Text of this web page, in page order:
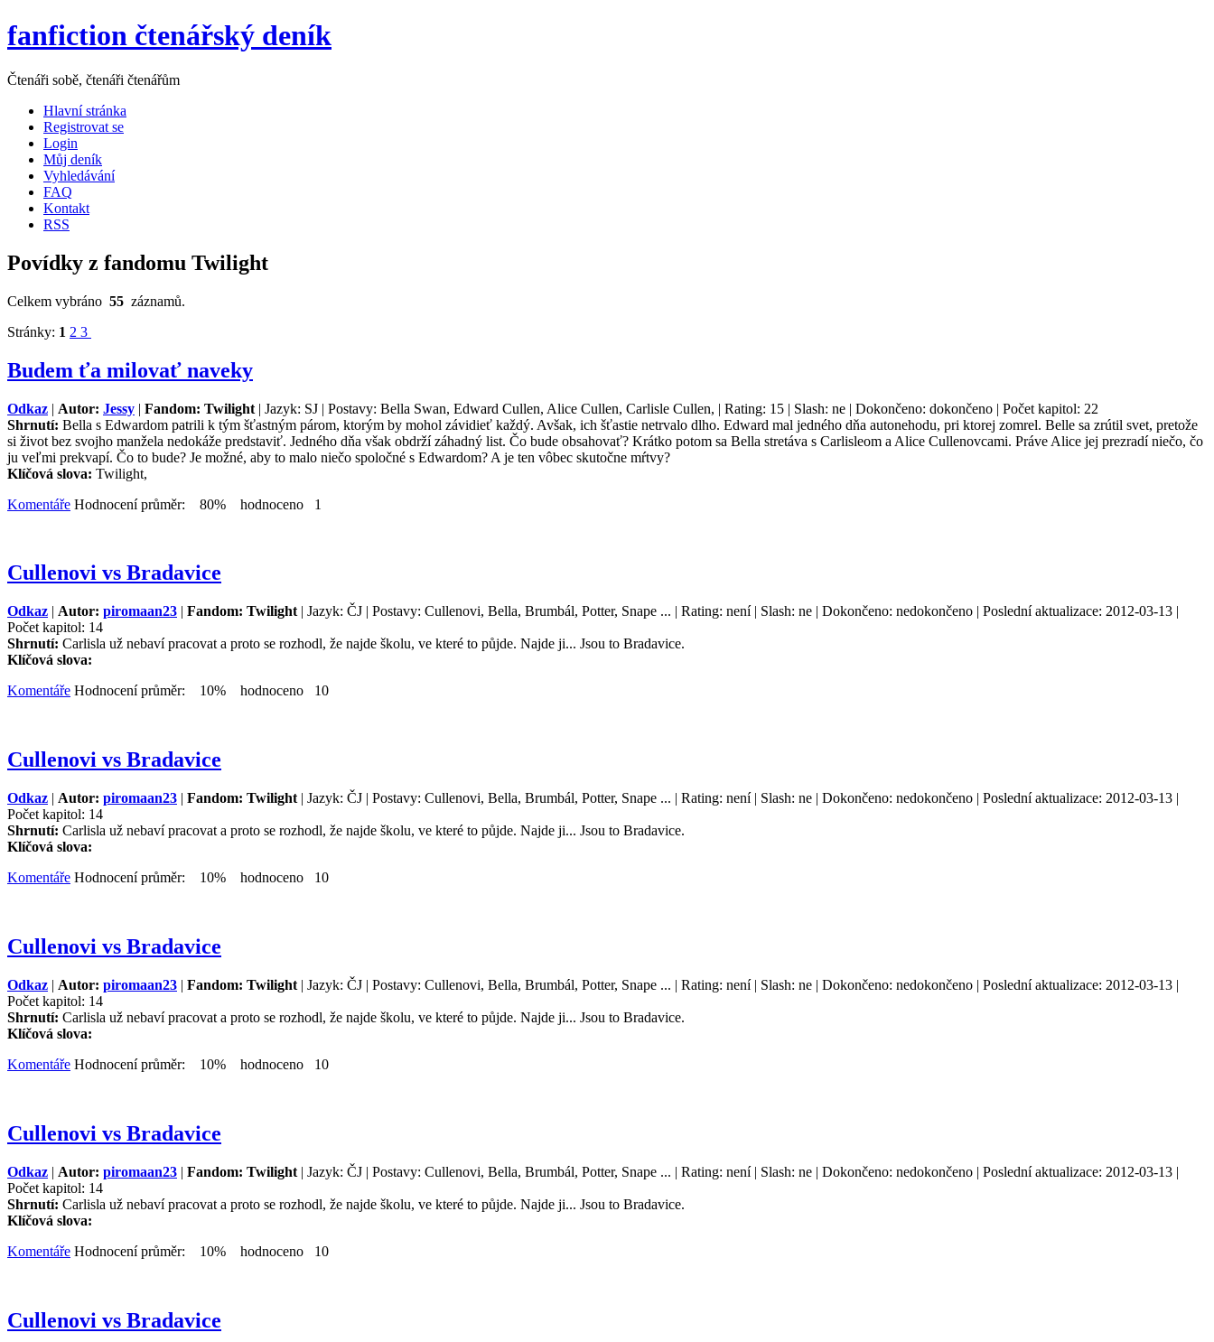
fanfiction čtenářský deník
Čtenáři sobě, čtenáři čtenářům
Hlavní stránka
Registrovat se
Login
Můj deník
Vyhledávání
FAQ
Kontakt
RSS
Povídky z fandomu Twilight
Celkem vybráno 55 záznamů.
Stránky: 1 2 3
Budem ťa milovať naveky
Odkaz | Autor: Jessy | Fandom: Twilight | Jazyk: SJ | Postavy: Bella Swan, Edward Cullen, Alice Cullen, Carlisle Cullen, | Rating: 15 | Slash: ne | Dokončeno: dokončeno | Počet kapitol: 22
Shrnutí: Bella s Edwardom patrili k tým šťastným párom, ktorým by mohol závidieť každý. Avšak, ich šťastie netrvalo dlho. Edward mal jedného dňa autonehodu, pri ktorej zomrel. Belle sa zrútil svet, pretože
si život bez svojho manžela nedokáže predstaviť. Jedného dňa však obdrží záhadný list. Čo bude obsahovať? Krátko potom sa Bella stretáva s Carlisleom a Alice Cullenovcami. Práve Alice jej prezradí niečo, čo
ju veľmi prekvapí. Čo to bude? Je možné, aby to malo niečo spoločné s Edwardom? A je ten vôbec skutočne mŕtvy?
Klíčová slova: Twilight,
Komentáře Hodnocení průměr: 80% hodnoceno 1
Cullenovi vs Bradavice
Odkaz | Autor: piromaan23 | Fandom: Twilight | Jazyk: ČJ | Postavy: Cullenovi, Bella, Brumbál, Potter, Snape ... | Rating: není | Slash: ne | Dokončeno: nedokončeno | Poslední aktualizace: 2012-03-13 |
Počet kapitol: 14
Shrnutí: Carlisla už nebaví pracovat a proto se rozhodl, že najde školu, ve které to půjde. Najde ji... Jsou to Bradavice.
Klíčová slova:
Komentáře Hodnocení průměr: 10% hodnoceno 10
Cullenovi vs Bradavice
Odkaz | Autor: piromaan23 | Fandom: Twilight | Jazyk: ČJ | Postavy: Cullenovi, Bella, Brumbál, Potter, Snape ... | Rating: není | Slash: ne | Dokončeno: nedokončeno | Poslední aktualizace: 2012-03-13 |
Počet kapitol: 14
Shrnutí: Carlisla už nebaví pracovat a proto se rozhodl, že najde školu, ve které to půjde. Najde ji... Jsou to Bradavice.
Klíčová slova:
Komentáře Hodnocení průměr: 10% hodnoceno 10
Cullenovi vs Bradavice
Odkaz | Autor: piromaan23 | Fandom: Twilight | Jazyk: ČJ | Postavy: Cullenovi, Bella, Brumbál, Potter, Snape ... | Rating: není | Slash: ne | Dokončeno: nedokončeno | Poslední aktualizace: 2012-03-13 |
Počet kapitol: 14
Shrnutí: Carlisla už nebaví pracovat a proto se rozhodl, že najde školu, ve které to půjde. Najde ji... Jsou to Bradavice.
Klíčová slova:
Komentáře Hodnocení průměr: 10% hodnoceno 10
Cullenovi vs Bradavice
Odkaz | Autor: piromaan23 | Fandom: Twilight | Jazyk: ČJ | Postavy: Cullenovi, Bella, Brumbál, Potter, Snape ... | Rating: není | Slash: ne | Dokončeno: nedokončeno | Poslední aktualizace: 2012-03-13 |
Počet kapitol: 14
Shrnutí: Carlisla už nebaví pracovat a proto se rozhodl, že najde školu, ve které to půjde. Najde ji... Jsou to Bradavice.
Klíčová slova:
Komentáře Hodnocení průměr: 10% hodnoceno 10
Cullenovi vs Bradavice